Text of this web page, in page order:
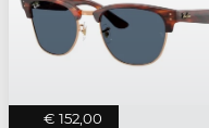
€ 152,00